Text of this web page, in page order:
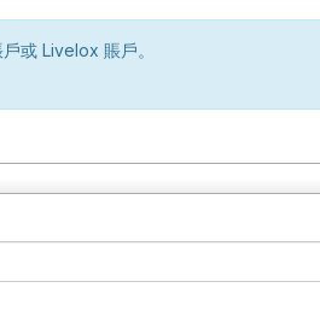
或 Livelox 賬戶。